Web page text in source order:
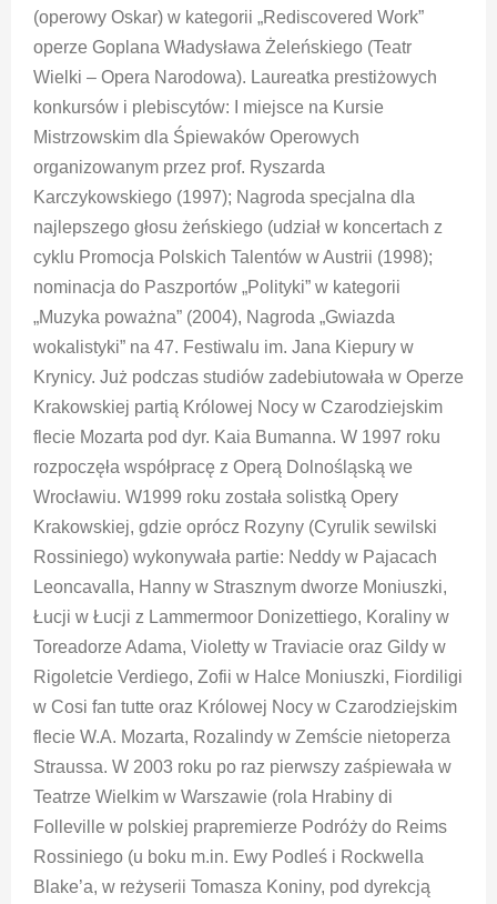
(operowy Oskar) w kategorii „Rediscovered Work”
operze Goplana Władysława Żeleńskiego (Teatr
Wielki – Opera Narodowa). Laureatka prestiżowych
konkursów i plebiscytów: I miejsce na Kursie
Mistrzowskim dla Śpiewaków Operowych
organizowanym przez prof. Ryszarda
Karczykowskiego (1997); Nagroda specjalna dla
najlepszego głosu żeńskiego (udział w koncertach z
cyklu Promocja Polskich Talentów w Austrii (1998);
nominacja do Paszportów „Polityki” w kategorii
„Muzyka poważna” (2004), Nagroda „Gwiazda
wokalistyki” na 47. Festiwalu im. Jana Kiepury w
Krynicy. Już podczas studiów zadebiutowała w Operze
Krakowskiej partią Królowej Nocy w Czarodziejskim
flecie Mozarta pod dyr. Kaia Bumanna. W 1997 roku
rozpoczęła współpracę z Operą Dolnośląską we
Wrocławiu. W1999 roku została solistką Opery
Krakowskiej, gdzie oprócz Rozyny (Cyrulik sewilski
Rossiniego) wykonywała partie: Neddy w Pajacach
Leoncavalla, Hanny w Strasznym dworze Moniuszki,
Łucji w Łucji z Lammermoor Donizettiego, Koraliny w
Toreadorze Adama, Violetty w Traviacie oraz Gildy w
Rigoletcie Verdiego, Zofii w Halce Moniuszki, Fiordiligi
w Cosi fan tutte oraz Królowej Nocy w Czarodziejskim
flecie W.A. Mozarta, Rozalindy w Zemście nietoperza
Straussa. W 2003 roku po raz pierwszy zaśpiewała w
Teatrze Wielkim w Warszawie (rola Hrabiny di
Folleville w polskiej prapremierze Podróży do Reims
Rossiniego (u boku m.in. Ewy Podleś i Rockwella
Blake’a, w reżyserii Tomasza Koniny, pod dyrekcją